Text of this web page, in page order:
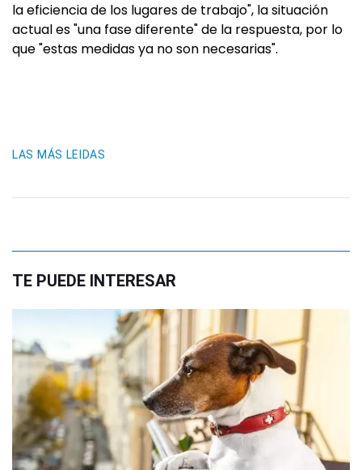
la eficiencia de los lugares de trabajo", la situación
actual es "una fase diferente" de la respuesta, por lo
que "estas medidas ya no son necesarias".
LAS MÁS LEIDAS
TE PUEDE INTERESAR